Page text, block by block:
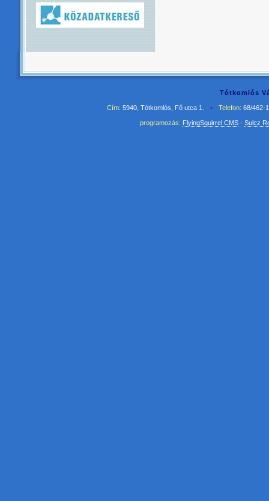
Tótkomlós
Cím: 5940, Tótkomlós, Fő utca 1. • Telefon: 68/462-
programozás: FlyingSquirrel CMS- Sulcz